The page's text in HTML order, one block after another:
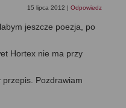
15 lipca 2012 Odpowiedz
jeszcze poezja, po
Hortex nie ma przy
Pozdrawiam